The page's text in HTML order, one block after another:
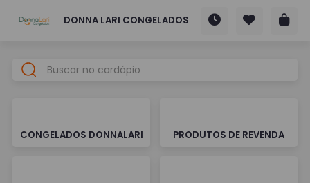
DONNA LARI CONGELADOS
CONGELADOS DONNALARI PRODUTOS DE REVENDA